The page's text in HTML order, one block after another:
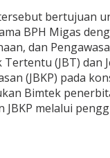
bertujuan
BPH Migas
dan
Tertentu (JBT) dan
(JBKP) pada
Bimtek
JBKP melalui